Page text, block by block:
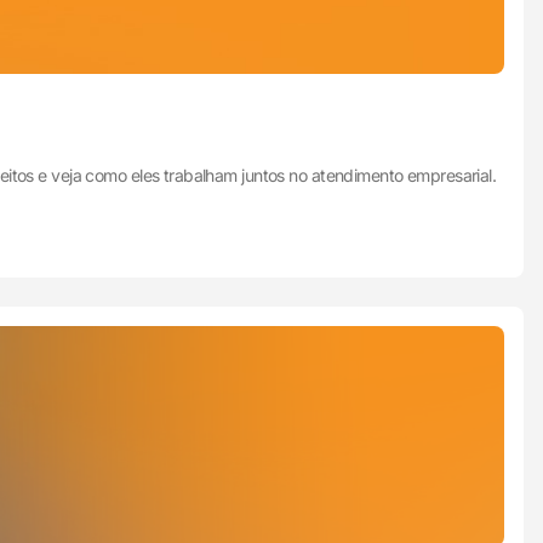
e veja como eles trabalham juntos no atendimento empresarial.